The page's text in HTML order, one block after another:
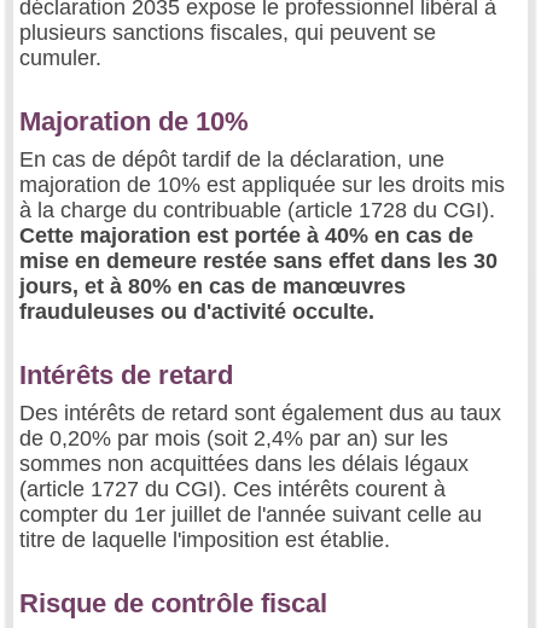
déclaration 2035 expose le professionnel libéral à
plusieurs sanctions fiscales, qui peuvent se
cumuler.
Majoration de 10%
En cas de dépôt tardif de la déclaration, une
majoration de 10% est appliquée sur les droits mis
à la charge du contribuable (article 1728 du CGI).
Cette majoration est portée à 40% en cas de
mise en demeure restée sans effet dans les 30
jours, et à 80% en cas de manœuvres
frauduleuses ou d'activité occulte.
Intérêts de retard
Des intérêts de retard sont également dus au taux
de 0,20% par mois (soit 2,4% par an) sur les
sommes non acquittées dans les délais légaux
(article 1727 du CGI). Ces intérêts courent à
compter du 1er juillet de l'année suivant celle au
titre de laquelle l'imposition est établie.
Risque de contrôle fiscal